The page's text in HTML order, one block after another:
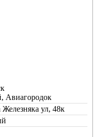
Авиагородок
Железняка ул, 48к